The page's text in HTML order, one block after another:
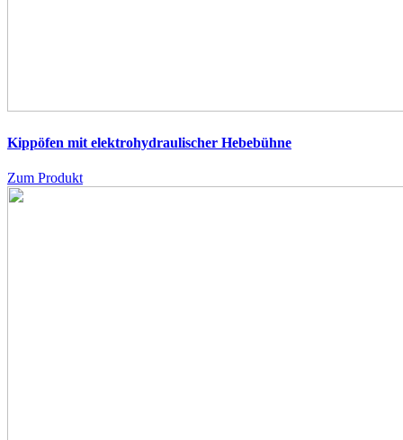
Kippöfen mit elektrohydraulischer Hebebühne
Zum Produkt